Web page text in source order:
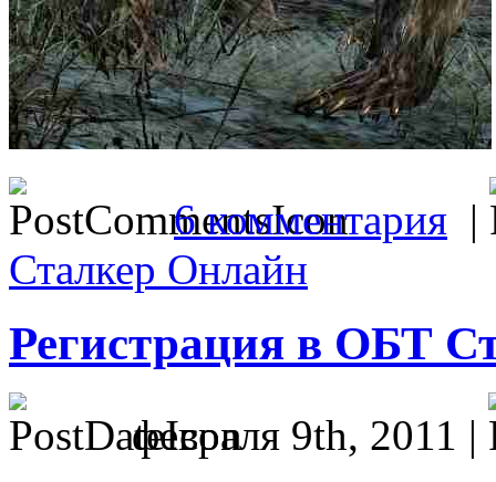
6 комментария |
Сталкер Онлайн
Регистрация в ОБТ
февраля 9th, 2011 |